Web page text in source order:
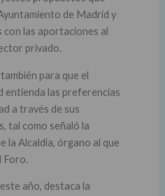
de Madrid y
con las aportaciones al
privado.
para que el
entienda las preferencias
a través de sus
tal como señaló la
la Alcaldía, órgano al que
Foro.
año, destaca la